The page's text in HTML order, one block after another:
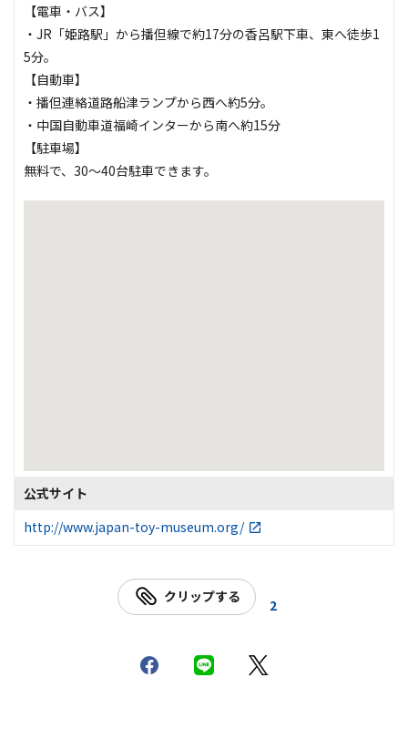
【電車・バス】
・JR「姫路駅」から播但線で約17分の香呂駅下車、東へ徒歩1
5分。
【自動車】
・播但連絡道路船津ランプから西へ約5分。
・中国自動車道福崎インターから南へ約15分
【駐車場】
無料で、30～40台駐車できます。
公式サイト
http://www.japan-toy-museum.org/
クリップする 2